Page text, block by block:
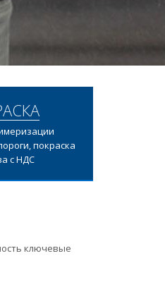
покраска
с НДС
ключевые